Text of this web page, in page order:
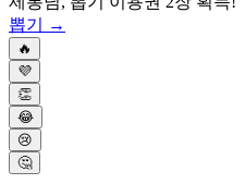
뽑기 →
🔥
💜
👏
😂
😢
🤔